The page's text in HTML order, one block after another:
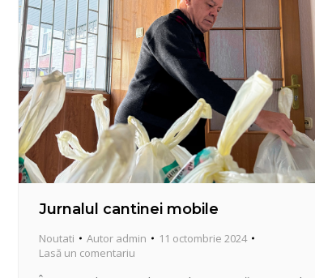
Jurnalul cantinei mobile
Noutati Autor admin
11 octombrie 2024
Lasă un comentariu